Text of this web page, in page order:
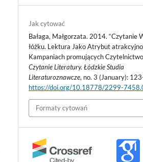
Jak cytować
Bałaga, Małgorzata. 2014. “Czytanie
łóżku. Lektura Jako Atrybut
Kampaniach promujących
Czytanie Literatury. Łódzkie Studia
Literaturoznawcze, no. 3 (January):
https://doi.org/10.18778/2299-
Formaty cytowań